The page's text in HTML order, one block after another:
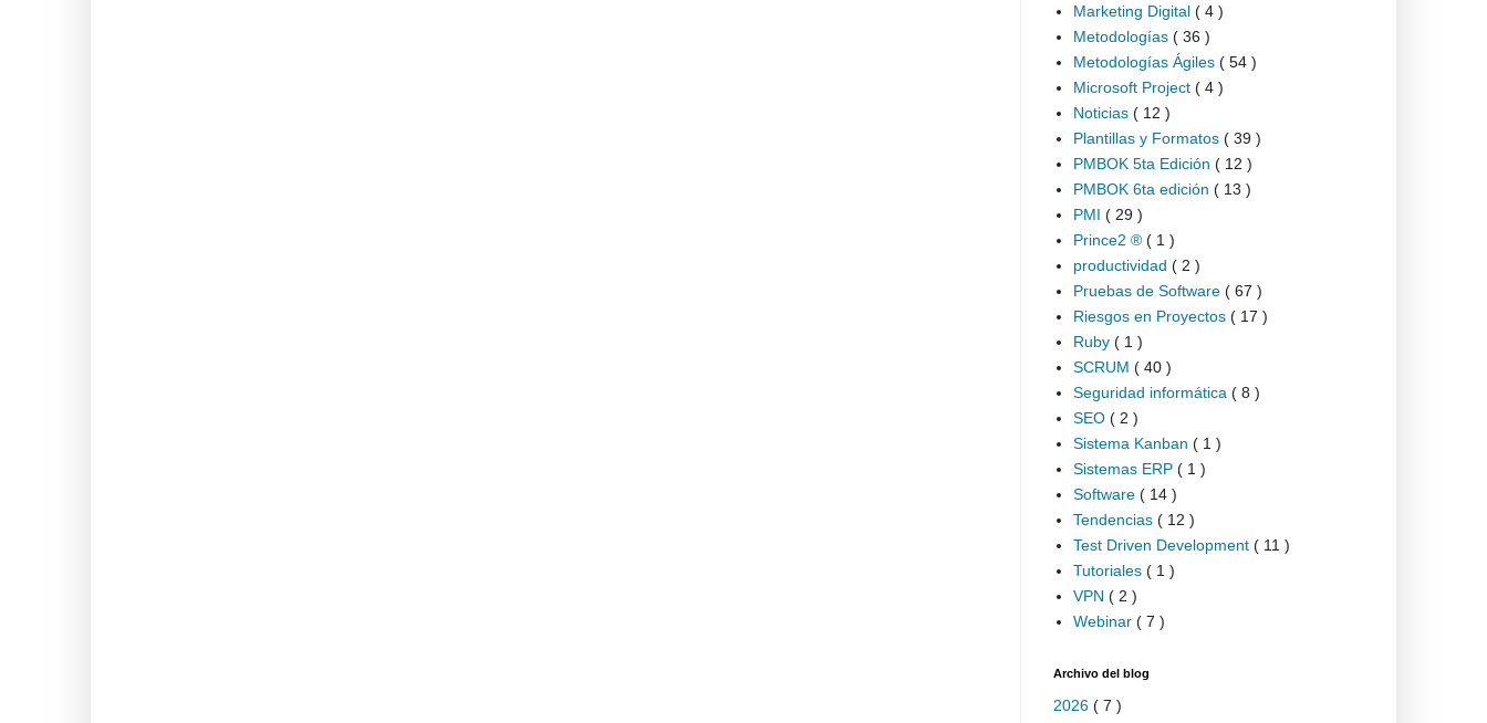
Marketing Digital ( 4 )
Metodologías ( 36 )
Metodologías Ágiles ( 54 )
Microsoft Project ( 4 )
Noticias ( 12 )
Plantillas y Formatos ( 39 )
PMBOK 5ta Edición ( 12 )
PMBOK 6ta edición ( 13 )
PMI ( 29 )
Prince2 ® ( 1 )
productividad ( 2 )
Pruebas de Software ( 67 )
Riesgos en Proyectos ( 17 )
Ruby ( 1 )
SCRUM ( 40 )
Seguridad informática ( 8 )
SEO ( 2 )
Sistema Kanban ( 1 )
Sistemas ERP ( 1 )
Software ( 14 )
Tendencias ( 12 )
Test Driven Development ( 11 )
Tutoriales ( 1 )
VPN ( 2 )
Webinar ( 7 )
Archivo del blog
2026 ( 7 )